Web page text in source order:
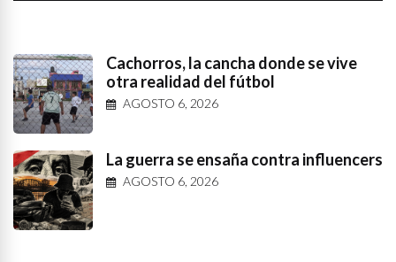
Cachorros, la cancha donde se vive
otra realidad del fútbol
AGOSTO 6, 2026
La guerra se ensaña contra influencers
AGOSTO 6, 2026